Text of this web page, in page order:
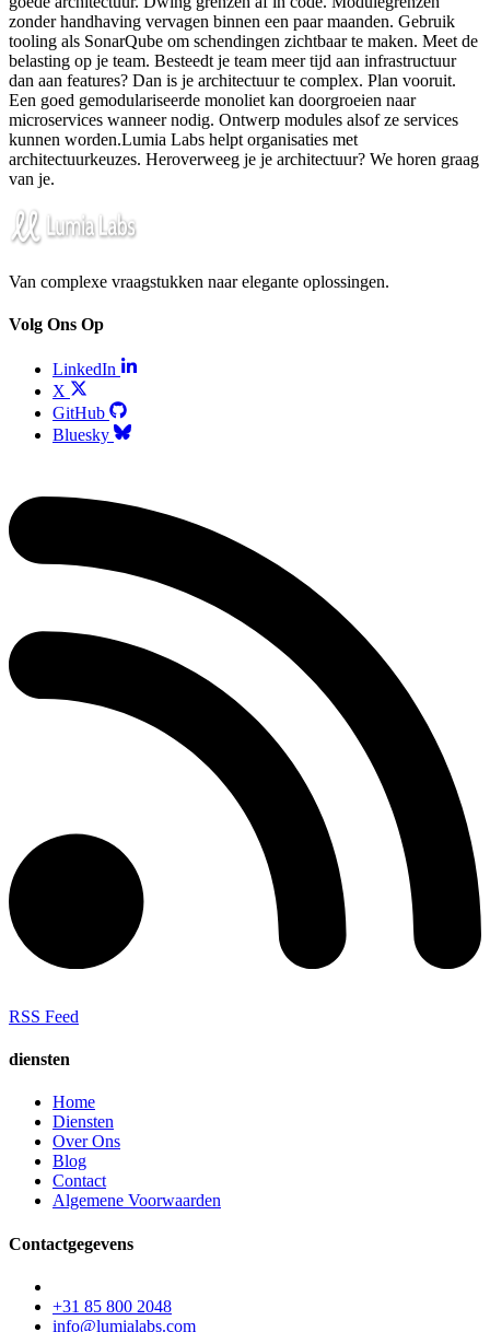
zonder handhaving vervagen binnen een paar maanden. Gebruik
tooling als SonarQube om schendingen zichtbaar te maken. Meet de
belasting op je team. Besteedt je team meer tijd aan infrastructuur
dan aan features? Dan is je architectuur te complex. Plan vooruit.
Een goed gemodulariseerde monoliet kan doorgroeien naar
microservices wanneer nodig. Ontwerp modules alsof ze services
kunnen worden.Lumia Labs helpt organisaties met
architectuurkeuzes. Heroverweeg je je architectuur? We horen graag
van je.
Van complexe vraagstukken naar elegante oplossingen.
Volg Ons Op
LinkedIn
X
GitHub
Bluesky
RSS Feed
diensten
Home
Diensten
Over Ons
Blog
Contact
Algemene Voorwaarden
Contactgegevens
+31 85 800 2048
info@lumialabs.com